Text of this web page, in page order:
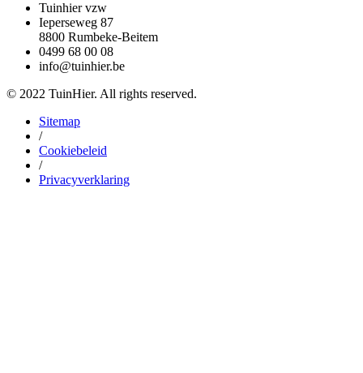
Tuinhier vzw
Ieperseweg 87
8800 Rumbeke-Beitem
0499 68 00 08
info@tuinhier.be
© 2022 TuinHier. All rights reserved.
Sitemap
/
Cookiebeleid
/
Privacyverklaring